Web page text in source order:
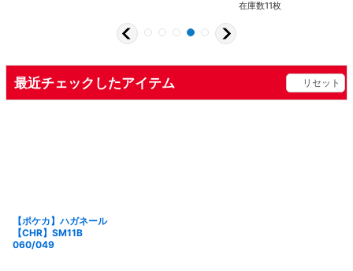
在庫数11枚
最近チェックしたアイテム リセット
【ポケカ】ハガネール
【CHR】SM11B
060/049